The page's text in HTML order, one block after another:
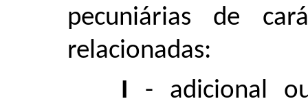
pecuniárias de
relacionadas:
I - adicional